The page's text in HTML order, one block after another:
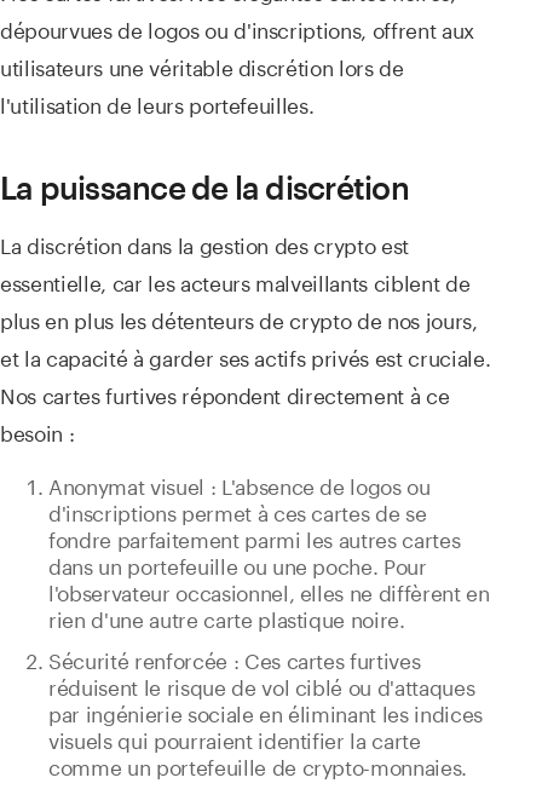
dépourvues de logos ou d'inscriptions, offrent aux
utilisateurs une véritable discrétion lors de
l'utilisation de leurs portefeuilles.
La puissance de la discrétion
La discrétion dans la gestion des crypto est
essentielle, car les acteurs malveillants ciblent de
plus en plus les détenteurs de crypto de nos jours,
et la capacité à garder ses actifs privés est cruciale.
Nos cartes furtives répondent directement à ce
besoin :
Anonymat visuel : L'absence de logos ou
d'inscriptions permet à ces cartes de se
fondre parfaitement parmi les autres cartes
dans un portefeuille ou une poche. Pour
l'observateur occasionnel, elles ne diffèrent en
rien d'une autre carte plastique noire.
Sécurité renforcée : Ces cartes furtives
réduisent le risque de vol ciblé ou d'attaques
par ingénierie sociale en éliminant les indices
visuels qui pourraient identifier la carte
comme un portefeuille de crypto-monnaies.